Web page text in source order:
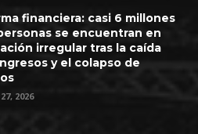
financiera: casi 6 millones
se encuentran en
irregular tras la caída
y el colapso de
2026